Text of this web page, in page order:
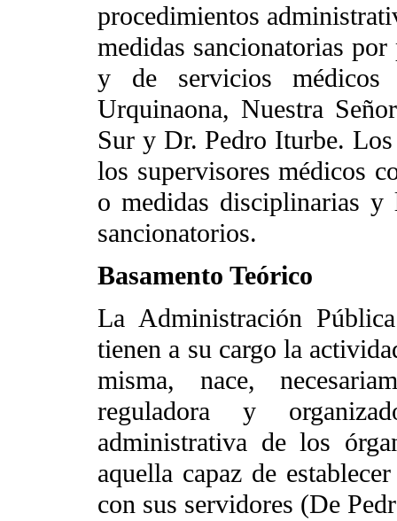
procedimientos
medidas sancionatorias
y de servicios
Urquinaona, Nuestra
Sur y Dr. Pedro Iturbe.
los supervisores médicos
o medidas disciplinarias y
sancionatorios.
Basamento Teórico
La Administración
tienen a su cargo la
misma, nace,
reguladora y
administrativa de los
aquella capaz de
con sus servidores (De